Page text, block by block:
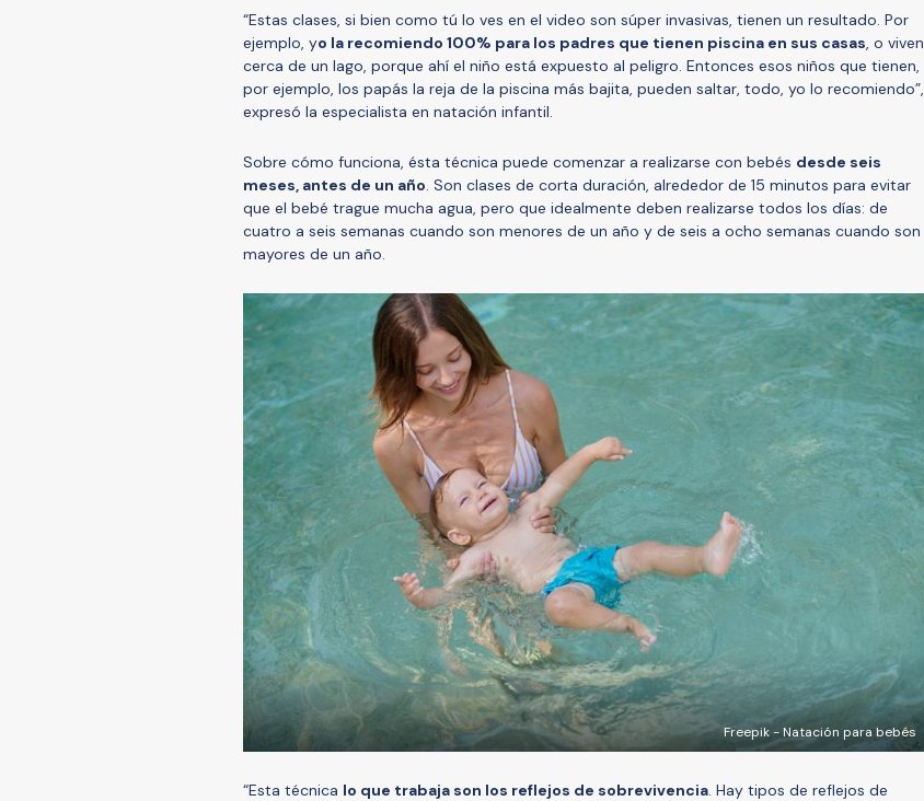
“Estas clases, si bien como tú lo ves en el video son súper invasivas, tienen un resultado. Por
ejemplo, yo la recomiendo 100% para los padres que tienen piscina en sus casas, o viven
cerca de un lago, porque ahí el niño está expuesto al peligro. Entonces esos niños que tienen,
por ejemplo, los papás la reja de la piscina más bajita, pueden saltar, todo, yo lo recomiendo”,
expresó la especialista en natación infantil.
Sobre cómo funciona, ésta técnica puede comenzar a realizarse con bebés desde seis
meses, antes de un año. Son clases de corta duración, alrededor de 15 minutos para evitar
que el bebé trague mucha agua, pero que idealmente deben realizarse todos los días: de
cuatro a seis semanas cuando son menores de un año y de seis a ocho semanas cuando son
mayores de un año.
Freepik - Natación para bebés
“Esta técnica lo que trabaja son los reflejos de sobrevivencia. Hay tipos de reflejos de